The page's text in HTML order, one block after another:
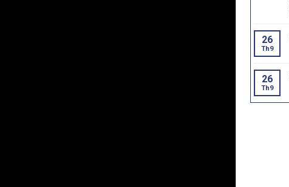
26
Th9
26
Th9